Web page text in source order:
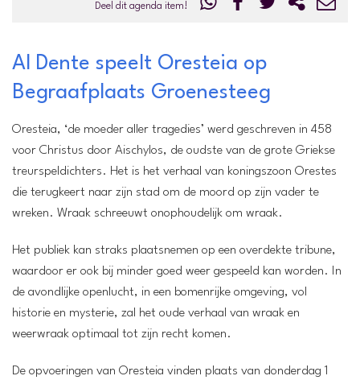
Deel dit agenda item!
Locatie:
Locatietheater
Begraafplaats Groenesteeg
Leiden
www.aldente.nl
15 euro - 12,50 euro
Al Dente speelt Oresteia op
Begraafplaats Groenesteeg
Oresteia, ‘de moeder aller tragedies’ werd geschreven in 458
voor Christus door Aischylos, de oudste van de grote Griekse
treurspeldichters. Het is het verhaal van koningszoon Orestes
die terugkeert naar zijn stad om de moord op zijn vader te
wreken. Wraak schreeuwt onophoudelijk om wraak.
Het publiek kan straks plaatsnemen op een overdekte tribune,
waardoor er ook bij minder goed weer gespeeld kan worden. In
de avondlijke openlucht, in een bomenrijke omgeving, vol
historie en mysterie, zal het oude verhaal van wraak en
weerwraak optimaal tot zijn recht komen.
De opvoeringen van Oresteia vinden plaats van donderdag 1